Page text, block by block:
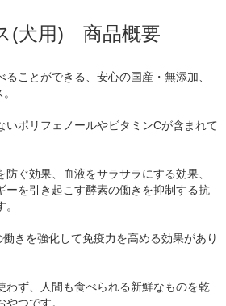
(犬用) 商品概要
ことができる、安心の国産・無添加、
いポリフェノールやビタミンCが含まれて
ぐ効果、血液をサラサラにする効果、
ーを引き起こす酵素の働きを抑制する抗
きを強化して免疫力を高める効果があり
わず、人間も食べられる新鮮なものを乾
つです。